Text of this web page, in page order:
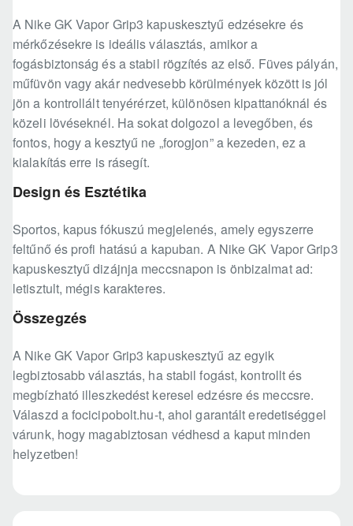
A Nike GK Vapor Grip3 kapuskesztyű edzésekre és
mérkőzésekre is ideális választás, amikor a
fogásbiztonság és a stabil rögzítés az első. Füves pályán,
műfüvön vagy akár nedvesebb körülmények között is jól
jön a kontrollált tenyérérzet, különösen kipattanóknál és
közeli lövéseknél. Ha sokat dolgozol a levegőben, és
fontos, hogy a kesztyű ne „forogjon” a kezeden, ez a
kialakítás erre is rásegít.
Design és Esztétika
Sportos, kapus fókuszú megjelenés, amely egyszerre
feltűnő és profi hatású a kapuban. A Nike GK Vapor Grip3
kapuskesztyű dizájnja meccsnapon is önbizalmat ad:
letisztult, mégis karakteres.
Összegzés
A Nike GK Vapor Grip3 kapuskesztyű az egyik
legbiztosabb választás, ha stabil fogást, kontrollt és
megbízható illeszkedést keresel edzésre és meccsre.
Válaszd a focicipobolt.hu-t, ahol garantált eredetiséggel
várunk, hogy magabiztosan védhesd a kaput minden
helyzetben!